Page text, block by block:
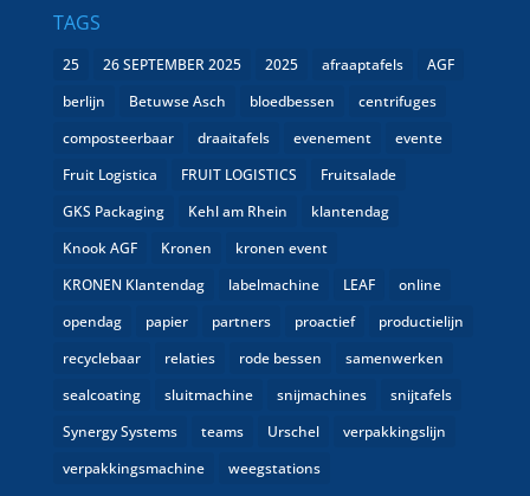
TAGS
25 26 SEPTEMBER 2025 2025 afraaptafels
AGF
berlijn
Betuwse Asch bloedbessen
centrifuges
composteerbaar
draaitafels evenement
evente
Fruit Logistica
FRUIT LOGISTICS
Fruitsalade
GKS Packaging
Kehl am Rhein
klantendag
Knook AGF
Kronen
kronen event
KRONEN Klantendag
labelmachine LEAF
online
opendag
papier partners proactief
productielijn
recyclebaar
relaties rode bessen
samenwerken
sealcoating
sluitmachine snijmachines
snijtafels
Synergy Systems
teams Urschel
verpakkingslijn
verpakkingsmachine
weegstations